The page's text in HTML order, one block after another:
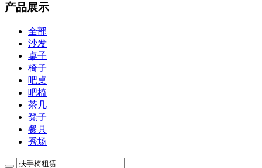
产品展示
全部
沙发
桌子
椅子
吧桌
吧椅
茶几
凳子
餐具
秀场